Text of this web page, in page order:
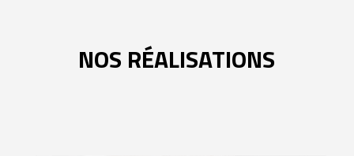
NOS RÉALISATIONS